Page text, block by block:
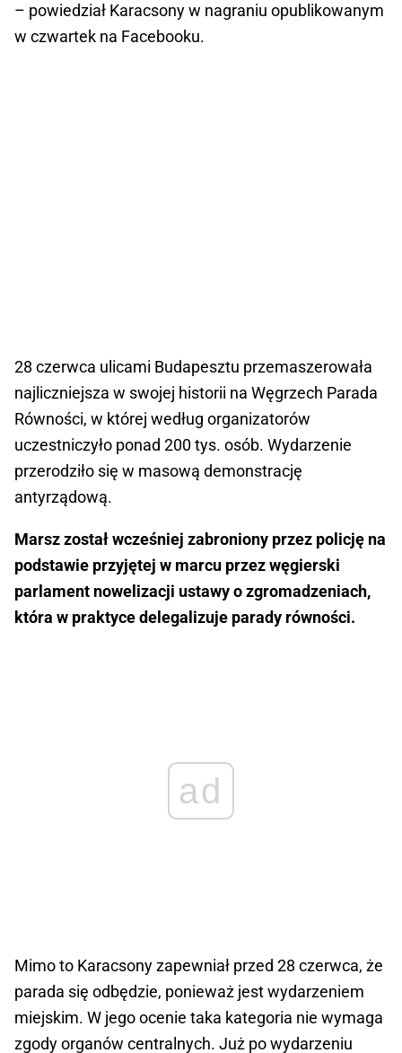
– powiedział Karacsony w nagraniu opublikowanym
w czwartek na Facebooku.
28 czerwca ulicami Budapesztu przemaszerowała
najliczniejsza w swojej historii na Węgrzech Parada
Równości, w której według organizatorów
uczestniczyło ponad 200 tys. osób. Wydarzenie
przerodziło się w masową demonstrację
antyrządową.
Marsz został wcześniej zabroniony przez policję na
podstawie przyjętej w marcu przez węgierski
parlament nowelizacji ustawy o zgromadzeniach,
która w praktyce delegalizuje parady równości.
ad
Mimo to Karacsony zapewniał przed 28 czerwca, że
parada się odbędzie, ponieważ jest wydarzeniem
miejskim. W jego ocenie taka kategoria nie wymaga
zgody organów centralnych. Już po wydarzeniu